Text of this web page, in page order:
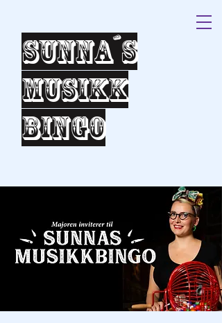
Sunna´s
Musikk
bingo